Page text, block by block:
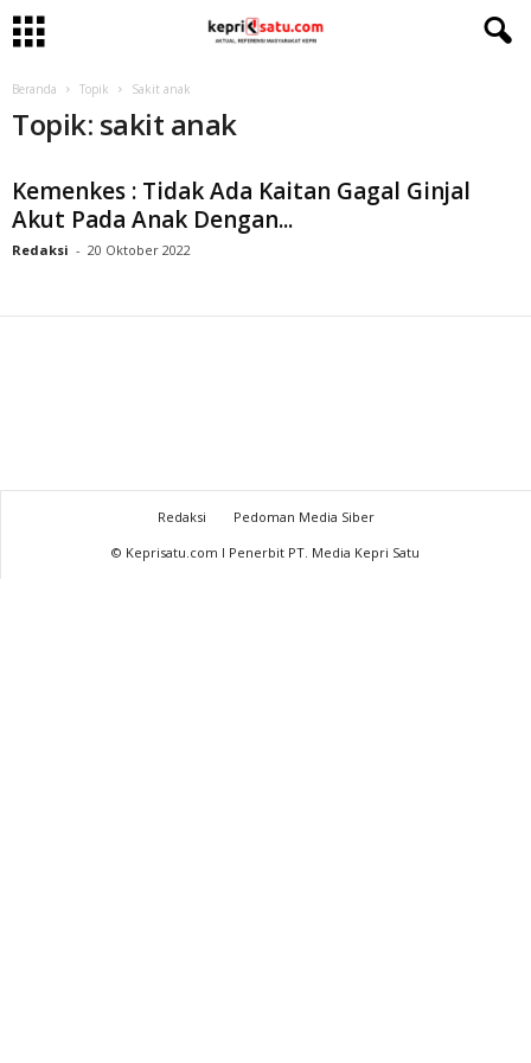
Beranda Topik Sakit anak
Topik: sakit anak
Kemenkes : Tidak Ada Kaitan Gagal Ginjal
Akut Pada Anak Dengan...
Redaksi - 20 Oktober 2022
Redaksi
Pedoman Media Siber
© Keprisatu.com I Penerbit PT. Media Kepri Satu